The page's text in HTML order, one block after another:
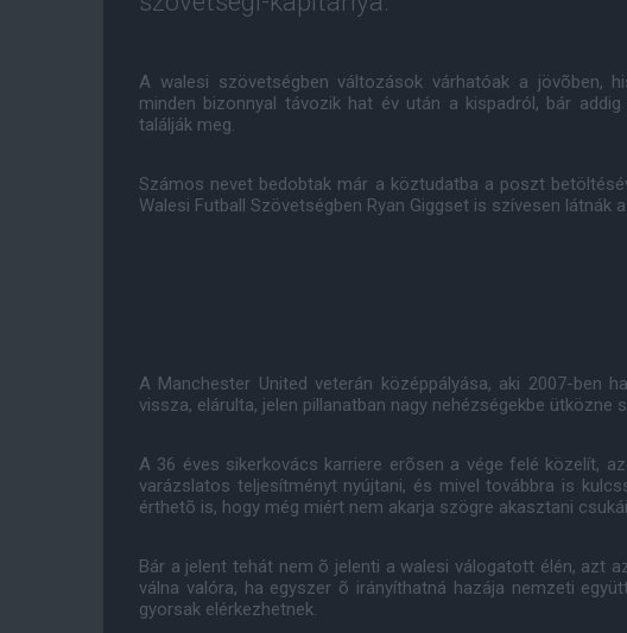
A walesi szövetségben változások várhatóak a jövõben,
minden bizonnyal távozik hat év után a kispadról, bár
találják meg.
Számos nevet bedobtak már a köztudatba a poszt
Walesi Futball Szövetségben Ryan Giggset is szívesen látnák
A Manchester United veterán középpályása, aki 2007-ben
vissza, elárulta, jelen pillanatban nagy nehézségekbe
A 36 éves sikerkovács karriere erõsen a vége felé közelít,
varázslatos teljesítményt nyújtani, és mivel továbbra is
érthetõ is, hogy még miért nem akarja szögre akasztani
Bár a jelent tehát nem õ jelenti a walesi válogatott élén, azt
válna valóra, ha egyszer õ irányíthatná hazája nemzeti
gyorsak elérkezhetnek.